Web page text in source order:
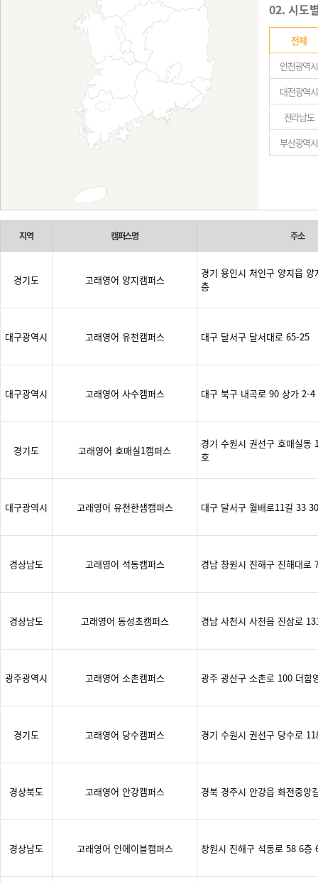
02. 시도
전체
인천광역시
대전광역시
전라남도
부산광역시
지역 캠퍼스명 주소
경기도 고래영어 양지캠퍼스
경기 용인시 처인구 양지읍
층
대구광역시 고래영어 유천캠퍼스 대구 달서구 달서대로 65-25
대구광역시 고래영어 사수캠퍼스 대구 북구 내곡로 90 상가 2-4
경기도 고래영어 호매실1캠퍼스
경기 수원시 권선구 호매실동
호
대구광역시 고래영어 유천한샘캠퍼스 대구 달서구 월배로11길 33
경상남도 고래영어 석동캠퍼스 경남 창원시 진해구 진해대로
경상남도 고래영어 동성초캠퍼스 경남 사천시 사천읍 진삼로
광주광역시 고래영어 소촌캠퍼스 광주 광산구 소촌로 100 더함
경기도 고래영어 당수캠퍼스 경기 수원시 권선구 당수로
경상북도 고래영어 안강캠퍼스 경북 경주시 안강읍 화전중앙
경상남도 고래영어 인에이블캠퍼스 창원시 진해구 석동로 58 6층